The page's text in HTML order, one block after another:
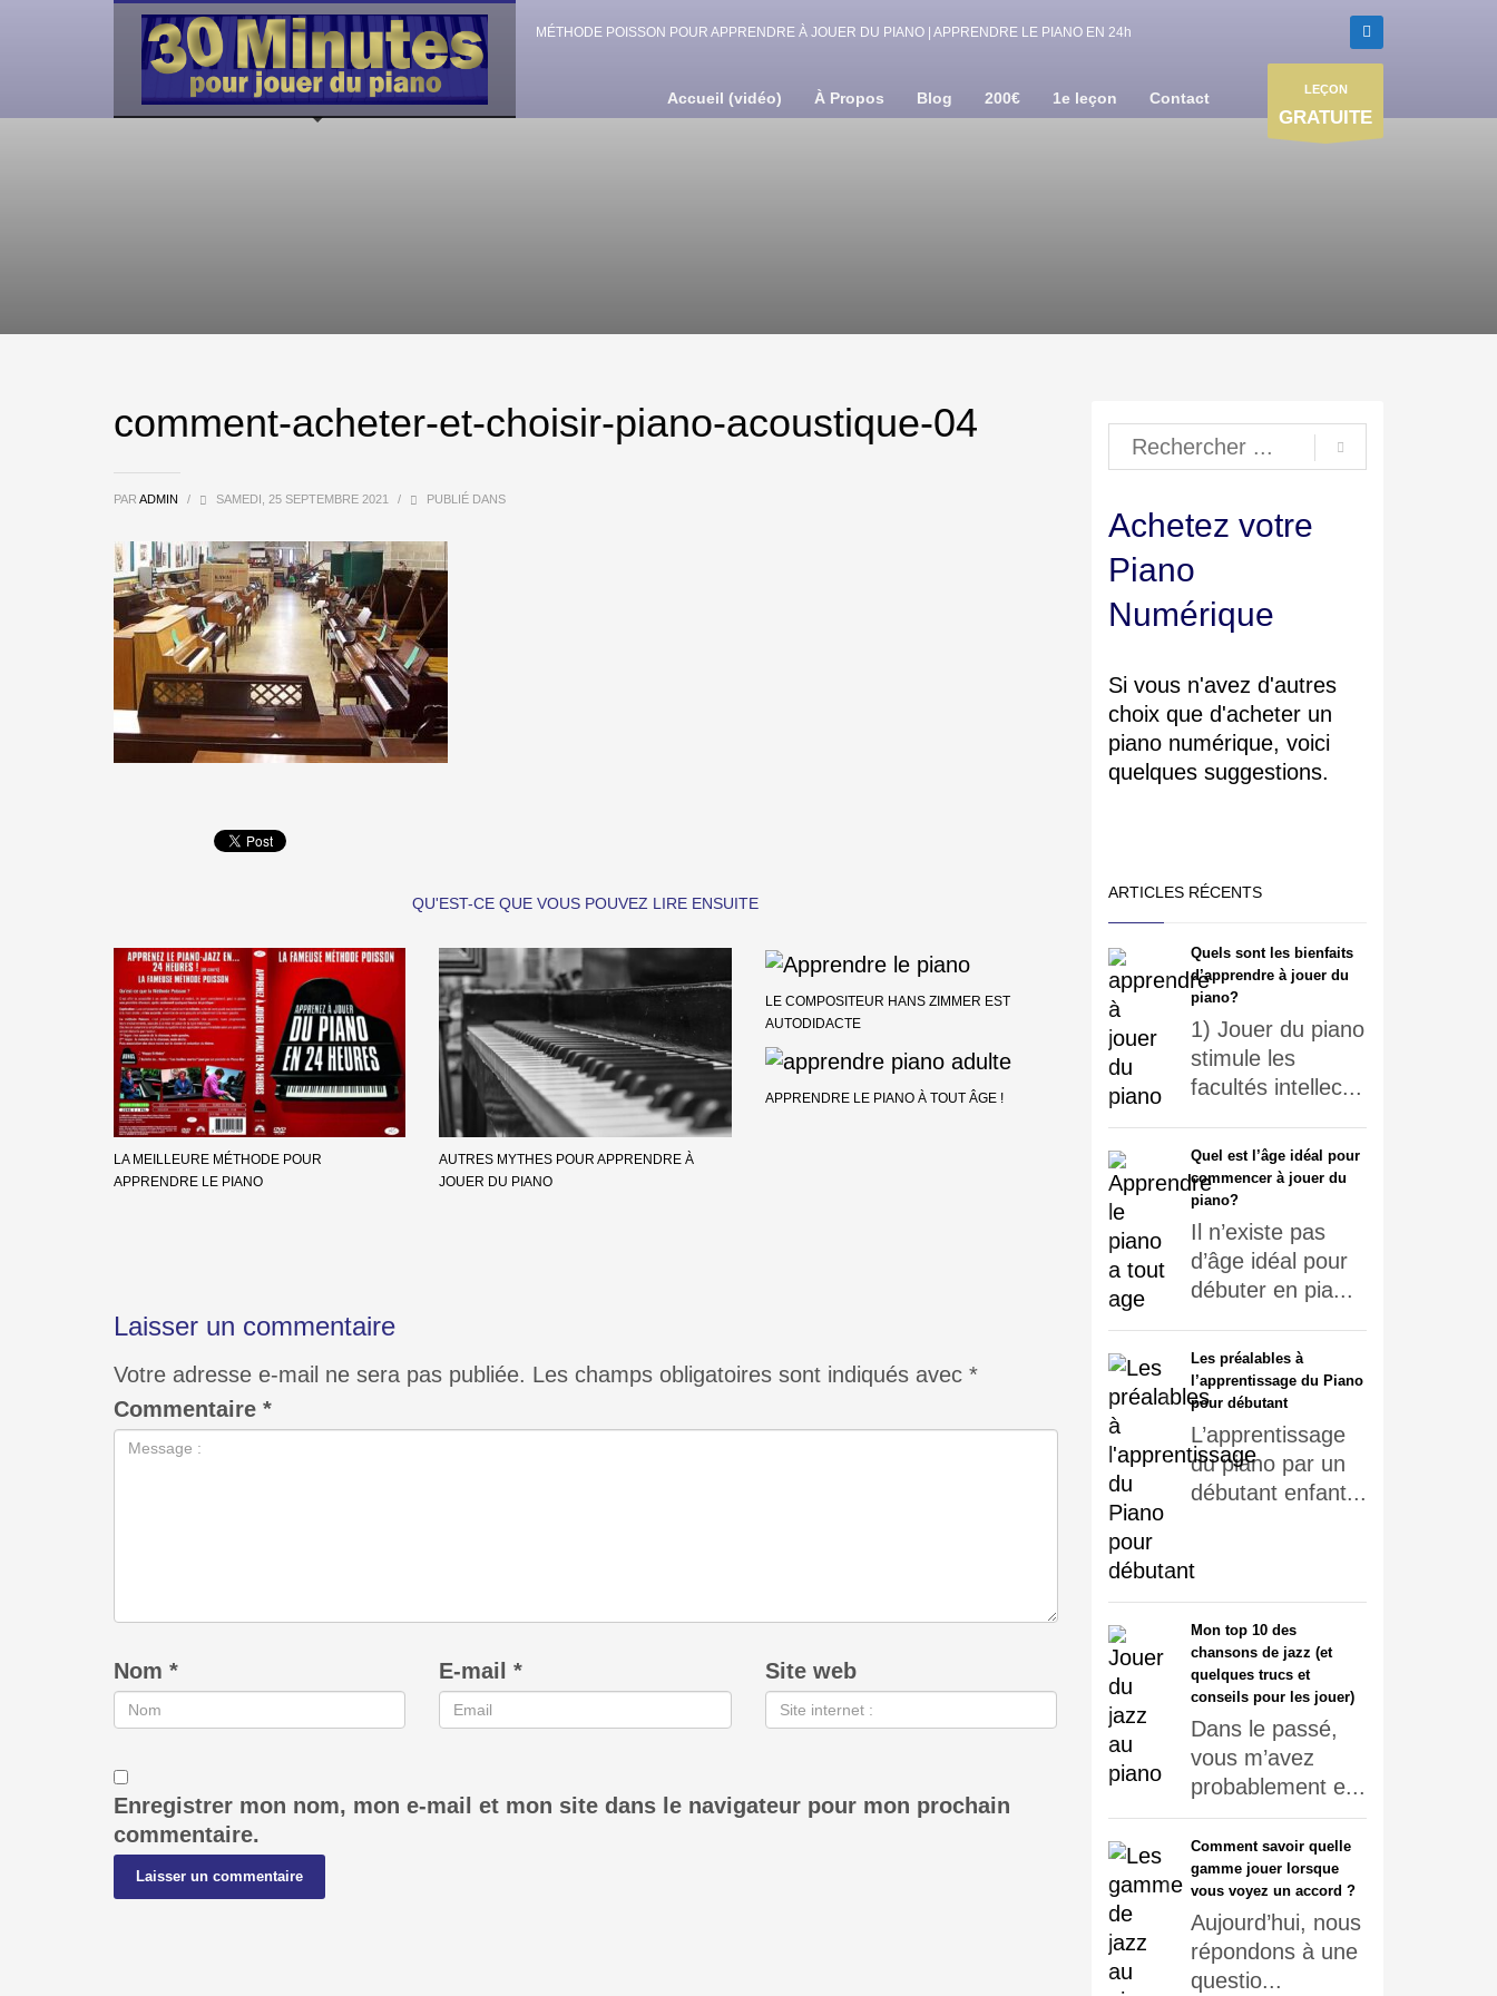
MÉTHODE POISSON POUR APPRENDRE À JOUER DU PIANO | APPRENDRE LE PIANO EN 24h
Accueil (vidéo) À Propos Blog 200€ 1e leçon Contact LEÇON
GRATUITE
comment-acheter-et-choisir-piano-acoustique-04
PAR ADMIN / SAMEDI, 25 SEPTEMBRE 2021 / PUBLIÉ DANS
QU'EST-CE QUE VOUS POUVEZ LIRE ENSUITE
LA MEILLEURE MÉTHODE POUR
APPRENDRE LE PIANO
AUTRES MYTHES POUR APPRENDRE À
JOUER DU PIANO
LE COMPOSITEUR HANS ZIMMER EST
AUTODIDACTE
APPRENDRE LE PIANO À TOUT ÂGE !
Laisser un commentaire
Votre adresse e-mail ne sera pas publiée. Les champs obligatoires sont indiqués avec *
Commentaire *
Nom * E-mail* Site web
Enregistrer mon nom, mon e-mail et mon site dans le navigateur pour mon prochain
commentaire.
Achetez votre
Piano
Numérique
Si vous n'avez d'autres
choix que d'acheter un
piano numérique, voici
quelques suggestions.
ARTICLES RÉCENTS
Quels sont les bienfaits
d’apprendre à jouer du
piano?
1) Jouer du piano
stimule les
facultés intellec...
Quel est l’âge idéal pour
commencer à jouer du
piano?
Il n’existe pas
d’âge idéal pour
débuter en pia...
Les préalables à
l’apprentissage du Piano
pour débutant
L’apprentissage
du piano par un
débutant enfant...
Mon top 10 des
chansons de jazz (et
quelques trucs et
conseils pour les jouer)
Dans le passé,
vous m’avez
probablement e...
Comment savoir quelle
gamme jouer lorsque
vous voyez un accord ?
Aujourd’hui, nous
répondons à une
questio...